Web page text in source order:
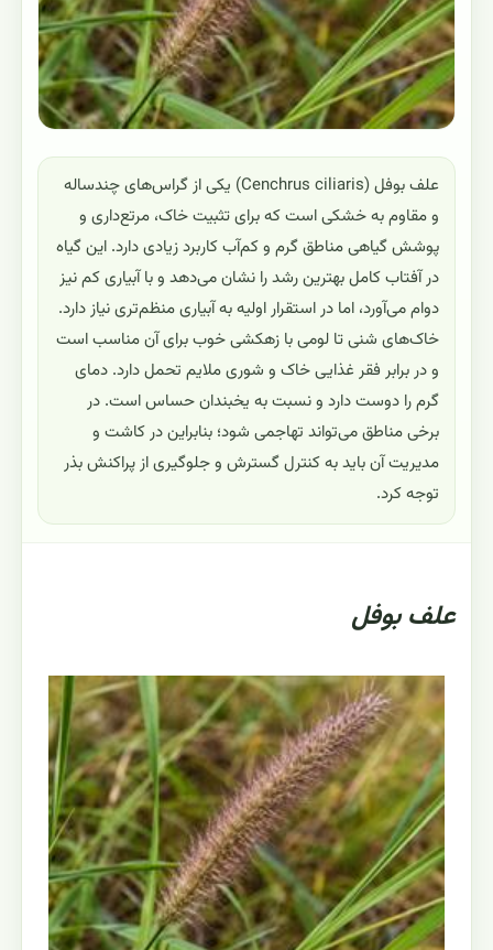
علف بوفل (Cenchrus ciliaris) یکی از گراس‌های چندساله
و مقاوم به خشکی است که برای تثبیت خاک، مرتع‌داری و
پوشش گیاهی مناطق گرم و کم‌آب کاربرد زیادی دارد. این گیاه
در آفتاب کامل بهترین رشد را نشان می‌دهد و با آبیاری کم نیز
دوام می‌آورد، اما در استقرار اولیه به آبیاری منظم‌تری نیاز دارد.
خاک‌های شنی تا لومی با زهکشی خوب برای آن مناسب است
و در برابر فقر غذایی خاک و شوری ملایم تحمل دارد. دمای
گرم را دوست دارد و نسبت به یخبندان حساس است. در
برخی مناطق می‌تواند تهاجمی شود؛ بنابراین در کاشت و
مدیریت آن باید به کنترل گسترش و جلوگیری از پراکنش بذر
توجه کرد.
علف بوفل